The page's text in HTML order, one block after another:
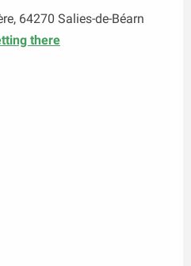
64270 Salies-de-Béarn
there